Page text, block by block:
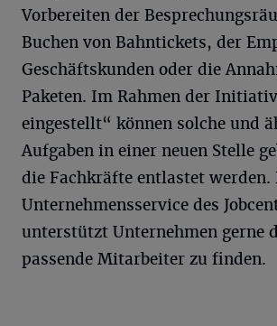
Vorbereiten der
Buchen von Bahntickets, der
Geschäftskunden oder die
Paketen. Im Rahmen der
eingestellt“ können solche und
Aufgaben in einer neuen Stelle
die Fachkräfte entlastet werden.
Unternehmensservice des
unterstützt Unternehmen gerne
passende Mitarbeiter zu finden.